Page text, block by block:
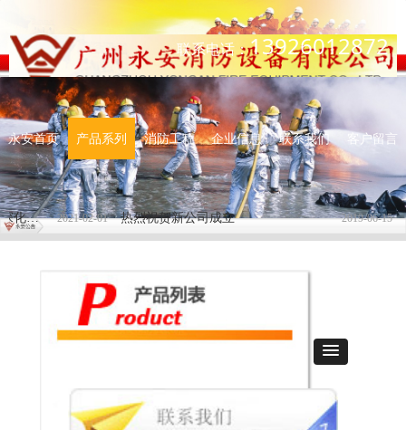
联系电话：13926012872
2021-02-01
住房和城乡建设部关于进一步深化工程建设项目 审批制度改革推进全流程在线审批的通知 2019-06-15
热烈祝贺新公司成立 水
永安首页 产品系列 消防工程 企业信息 联系我们 客户留言